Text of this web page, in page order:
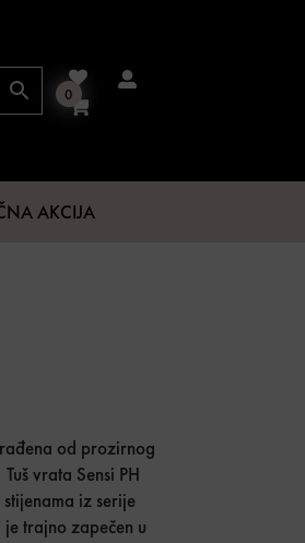
0
AKCIJA
od prozirnog
vrata Sensi PH
iz serije
trajno zapečen u